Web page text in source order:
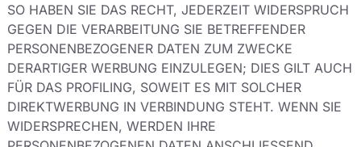
SO HABEN SIE DAS RECHT, JEDERZEIT WIDERSPRUCH
GEGEN DIE VERARBEITUNG SIE BETREFFENDER
PERSONENBEZOGENER DATEN ZUM ZWECKE
DERARTIGER WERBUNG EINZULEGEN; DIES GILT AUCH
FÜR DAS PROFILING, SOWEIT ES MIT SOLCHER
DIREKTWERBUNG IN VERBINDUNG STEHT. WENN SIE
WIDERSPRECHEN, WERDEN IHRE